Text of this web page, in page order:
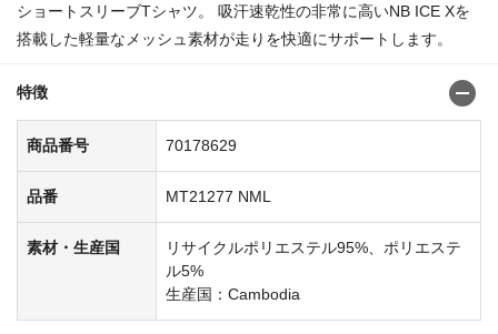
ショートスリーブTシャツ。 吸汗速乾性の非常に高いNB ICE Xを
搭載した軽量なメッシュ素材が走りを快適にサポートします。
特徴
商品番号 70178629
品番 MT21277 NML
素材・生産国
リサイクルポリエステル95%、ポリエステ
ル5%
生産国：Cambodia